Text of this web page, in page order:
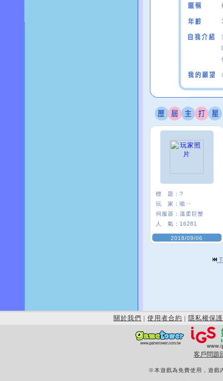
標 題： ?
玩 家： 噷‥
伺服器： 溫柔巨蟹
人 氣： 16281
2018/09/06
關於我們 | 使用者合約 | 隱私權保護
客戶問題
※本遊戲為免費使用，遊戲